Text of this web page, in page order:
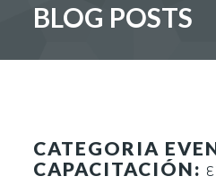
BLOG POSTS
CATEGORIA
CAPACITACIÓN: